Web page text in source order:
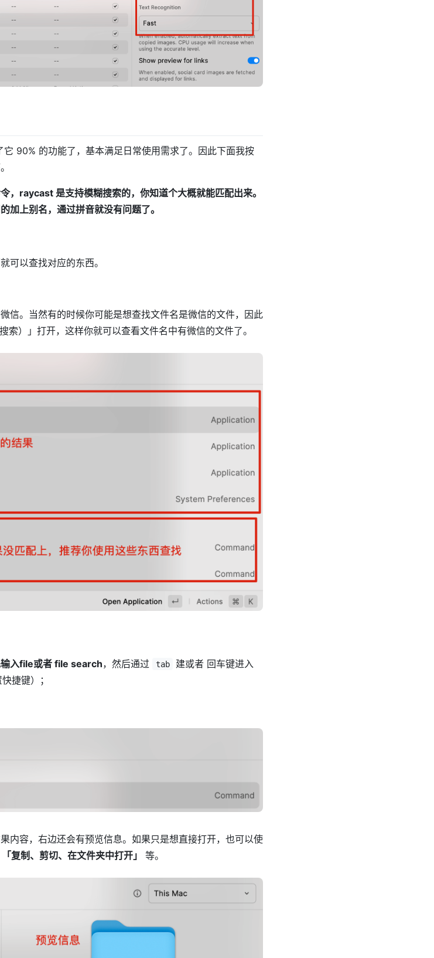
90% 的功能了，基本满足日常使用需求了。因此下面我按
，raycast 是支持模糊搜索的，你知道个大概就能匹配出来。
加上别名，通过拼音就没有问题了。
可以查找对应的东西。
信。当然有的时候你可能是想查找文件名是微信的文件，因此
）」打开，这样你就可以查看文件名中有微信的文件了。
入file或者 file search，然后通过 tab
建或者 回车键进入
捷键）；
内容，右边还会有预览信息。如果只是想直接打开，也可以使
「复制、剪切、在文件夹中打开」 等。